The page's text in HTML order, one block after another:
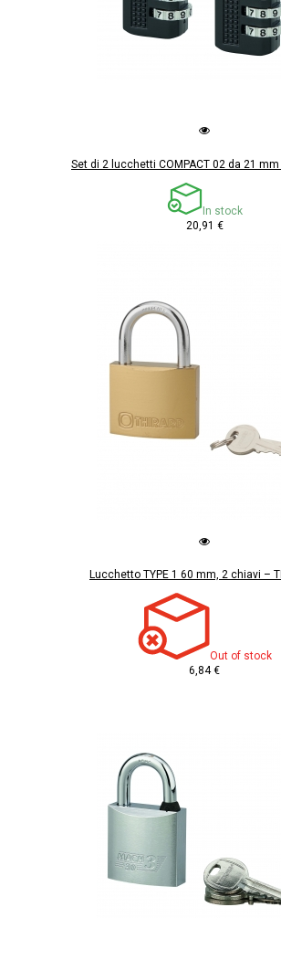
Set di 2 lucchetti COMPACT 02 da 21 mm
In stock
20,91 €
Lucchetto TYPE 1 60 mm, 2 chiavi –
Out of stock
6,84 €